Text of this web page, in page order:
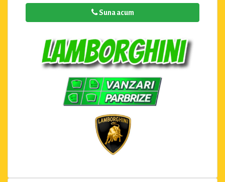
Suna acum